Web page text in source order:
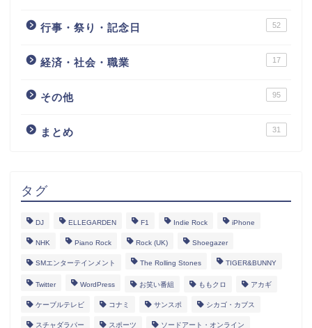
行事・祭り・記念日 52
経済・社会・職業 17
その他 95
まとめ 31
タグ
DJ ELLEGARDEN F1 Indie Rock iPhone
NHK Piano Rock Rock (UK) Shoegazer
SMエンターテインメント The Rolling Stones TIGER&BUNNY
Twitter WordPress お笑い番組 ももクロ アカギ
ケーブルテレビ コナミ サンスポ シカゴ・カブス
スチャダラパー スポーツ ソードアート・オンライン